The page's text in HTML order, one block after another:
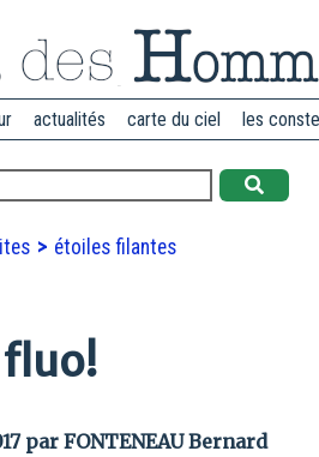
actualités carte du ciel les
étoiles filantes
fluo!
par FONTENEAU Bernard